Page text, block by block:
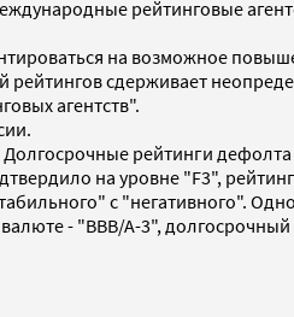
рейтинговые
на возможное
сдерживает
агентств".
рейтинги
на уровне "F3",
с "негативного".
- "BBB/A-3",